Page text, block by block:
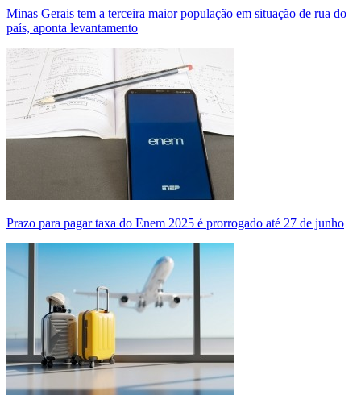
Minas Gerais tem a terceira maior população em situação de rua do
país, aponta levantamento
Prazo para pagar taxa do Enem 2025 é prorrogado até 27 de junho